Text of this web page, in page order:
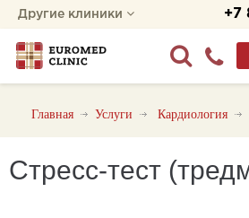
+7
Другие клиники
Главная Услуги Кардиология
Стресс-тест